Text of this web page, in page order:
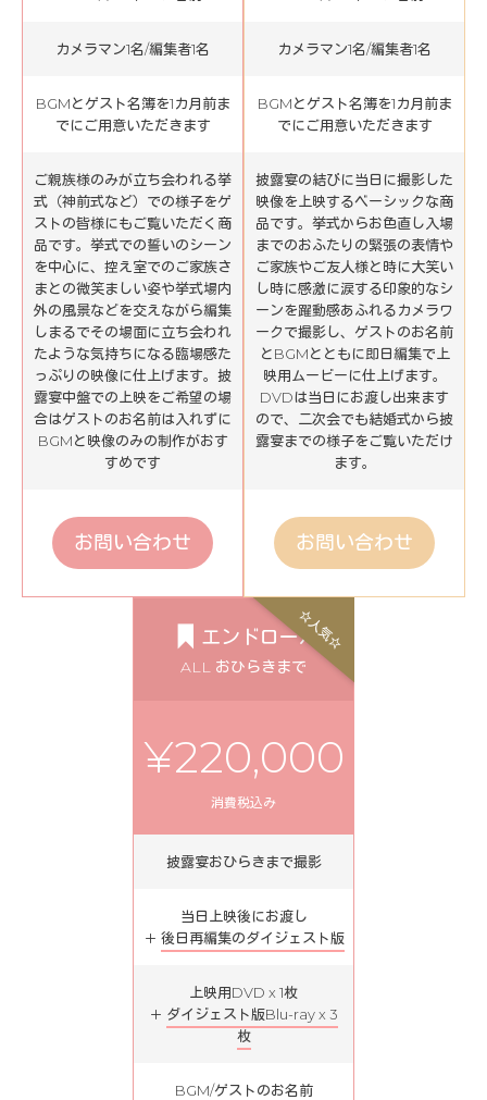
カメラマン1名/編集者1名
BGMとゲスト名簿を1カ月前ま
でにご用意いただきます
ご親族様のみが立ち会われる挙
式（神前式など）での様子をゲ
ストの皆様にもご覧いただく商
品です。挙式での誓いのシーン
を中心に、控え室でのご家族さ
まとの微笑ましい姿や挙式場内
外の風景などを交えながら編集
しまるでその場面に立ち会われ
たような気持ちになる臨場感た
っぷりの映像に仕上げます。披
露宴中盤での上映をご希望の場
合はゲストのお名前は入れずに
BGMと映像のみの制作がおす
すめです
お問い合わせ
カメラマン1名/編集者1名
BGMとゲスト名簿を1カ月前ま
でにご用意いただきます
披露宴の結びに当日に撮影した
映像を上映するベーシックな商
品です。挙式からお色直し入場
までのおふたりの緊張の表情や
ご家族やご友人様と時に大笑い
し時に感激に涙する印象的なシ
ーンを躍動感あふれるカメラワ
ークで撮影し、ゲストのお名前
とBGMとともに即日編集で上
映用ムービーに仕上げます。
DVDは当日にお渡し出来ます
ので、二次会でも結婚式から披
露宴までの様子をご覧いただけ
ます。
お問い合わせ
エンドロール
ALL おひらきまで
¥220,000
消費税込み
披露宴おひらきまで撮影
当日上映後にお渡し
＋ 後日再編集のダイジェスト版
上映用DVD x 1枚
＋ ダイジェスト版Blu-ray x 3
枚
BGM/ゲストのお名前
☆人気☆